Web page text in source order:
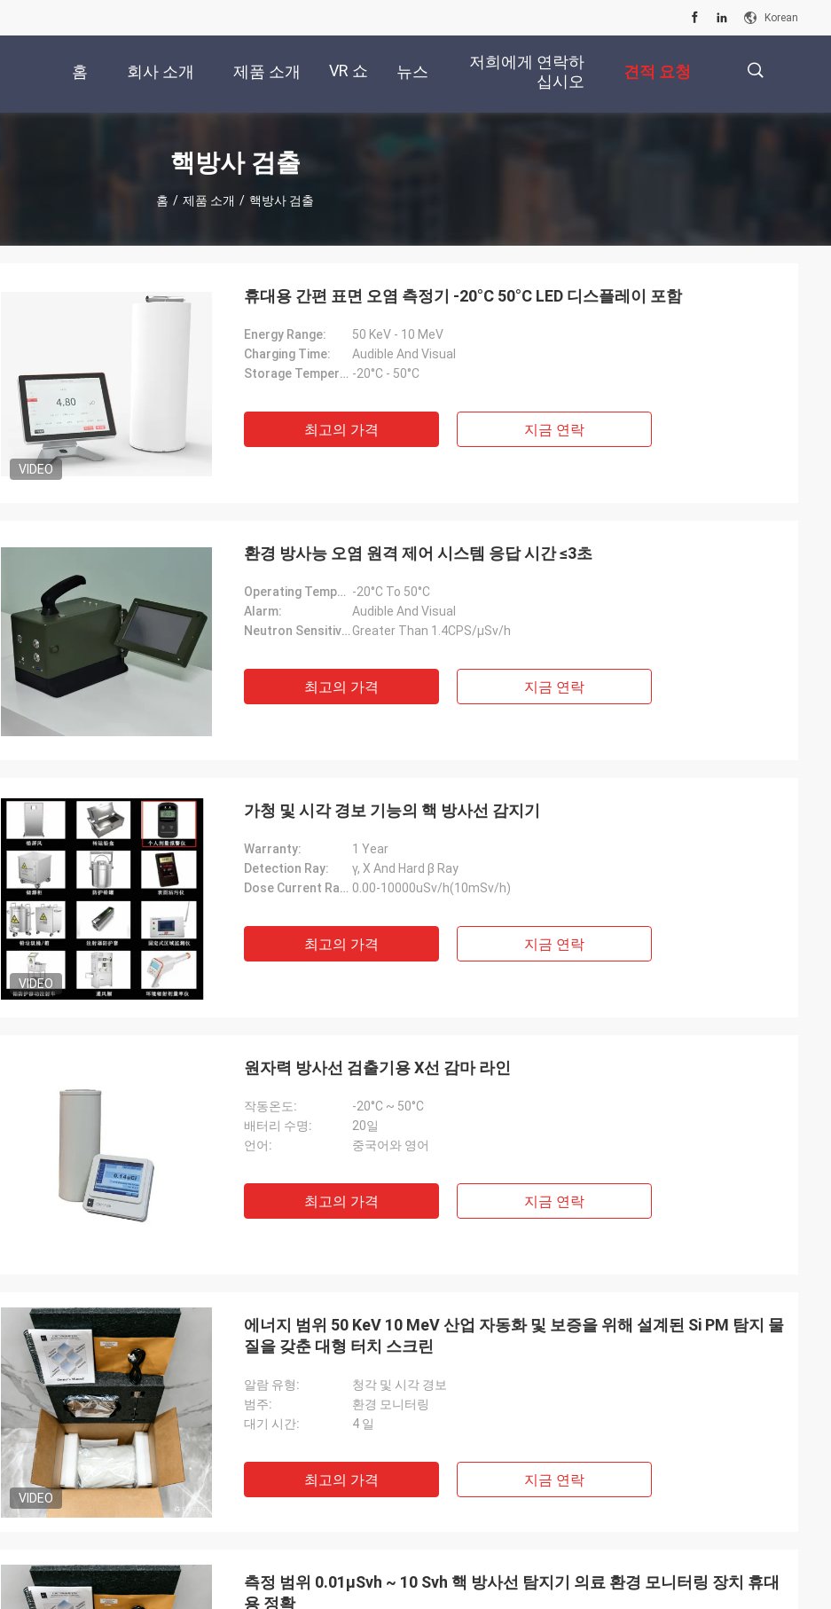
Korean
홈 회사 소개 제품 소개 VR 쇼 뉴스
저희에게 연락하
십시오
견적 요청
핵방사 검출
홈 / 제품 소개 / 핵방사 검출
ANA
매우 좋은 벌집형 배출구 보기를 놋쇠를 입히
세요
VIDEO
휴대용 간편 표면 오염 측정기 -20°C 50°C LED 디스플레이 포함
Energy Range:
50 KeV - 10 MeV
Charging Time:
Audible And Visual
Storage Temperature: -20°C - 50°C
최고의 가격 지금 연락
환경 방사능 오염 원격 제어 시스템 응답 시간 ≤3초
Operating Temperature: -20°C To 50°C
Alarm:
Audible And Visual
Neutron Sensitivity: Greater Than 1.4CPS/μSv/h
최고의 가격 지금 연락
VIDEO
가청 및 시각 경보 기능의 핵 방사선 감지기
Warranty:
1 Year
Detection Ray:
γ, X And Hard β Ray
Dose Current Rate: 0.00-10000uSv/h(10mSv/h)
최고의 가격 지금 연락
원자력 방사선 검출기용 X선 감마 라인
작동온도:
-20°C ~ 50°C
배터리 수명:
20일
언어:
중국어와 영어
최고의 가격 지금 연락
VIDEO
에너지 범위 50 KeV 10 MeV 산업 자동화 및 보증을 위해 설계된 Si PM 탐지 물
질을 갖춘 대형 터치 스크린
알람 유형:
청각 및 시각 경보
범주:
환경 모니터링
대기 시간:
4 일
최고의 가격 지금 연락
측정 범위 0.01μSvh ~ 10 Svh 핵 방사선 탐지기 의료 환경 모니터링 장치 휴대
용 정확